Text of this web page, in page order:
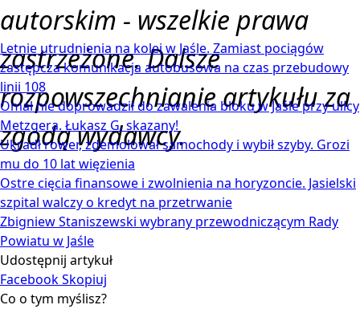
autorskim - wszelkie prawa
zastrzeżone. Dalsze
rozpowszechnianie artykułu za
zgodą wydawcy.
Letnie utrudnienia na kolei w Jaśle. Zamiast pociągów
zastępcza komunikacja autobusowa na czas przebudowy
linii 108
Omal nie doprowadził do zawalenia bloku w Jaśle przy ulicy
Metzgera. Łukasz G. skazany!
Ukradł rower, zdemolował samochody i wybił szyby. Grozi
mu do 10 lat więzienia
Ostre cięcia finansowe i zwolnienia na horyzoncie. Jasielski
szpital walczy o kredyt na przetrwanie
Zbigniew Staniszewski wybrany przewodniczącym Rady
Powiatu w Jaśle
Udostępnij artykuł
FacebookSkopiuj
Co o tym myślisz?